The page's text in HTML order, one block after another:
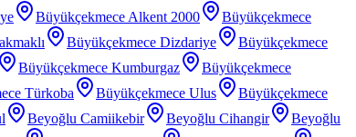
Büyükçekmece Alkent 2000
Büyükçekmece
Büyükçekmece Dizdariye
Büyükçekmece
Büyükçekmece Kumburgaz
Büyükçekmece
Türkoba Büyükçekmece Ulus
Büyükçekmece
Beyoğlu Camiikebir Beyoğlu Cihangir
Beyoğlu